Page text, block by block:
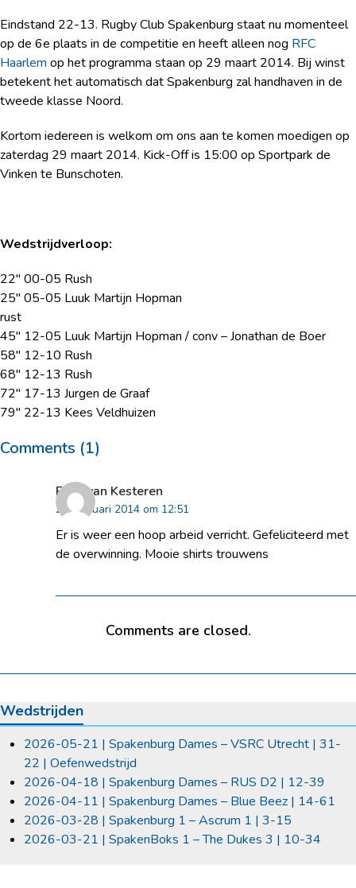
Eindstand 22-13. Rugby Club Spakenburg staat nu momenteel
op de 6e plaats in de competitie en heeft alleen nog RFC
Haarlem op het programma staan op 29 maart 2014. Bij winst
betekent het automatisch dat Spakenburg zal handhaven in de
tweede klasse Noord.
Kortom iedereen is welkom om ons aan te komen moedigen op
zaterdag 29 maart 2014. Kick-Off is 15:00 op Sportpark de
Vinken te Bunschoten.
Wedstrijdverloop:
22″ 00-05 Rush
25″ 05-05 Luuk Martijn Hopman
rust
45″ 12-05 Luuk Martijn Hopman / conv – Jonathan de Boer
58″ 12-10 Rush
68″ 12-13 Rush
72″ 17-13 Jurgen de Graaf
79″ 22-13 Kees Veldhuizen
Comments (1)
Fons van Kesteren
24 februari 2014 om 12:51
Er is weer een hoop arbeid verricht. Gefeliciteerd met
de overwinning. Mooie shirts trouwens
Comments are closed.
Wedstrijden
2026-05-21 | Spakenburg Dames – VSRC Utrecht | 31-
22 | Oefenwedstrijd
2026-04-18 | Spakenburg Dames – RUS D2 | 12-39
2026-04-11 | Spakenburg Dames – Blue Beez | 14-61
2026-03-28 | Spakenburg 1 – Ascrum 1 | 3-15
2026-03-21 | SpakenBoks 1 – The Dukes 3 | 10-34